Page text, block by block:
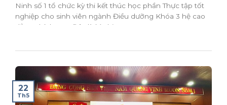
Ninh số 1 tổ chức kỳ thi kết thúc học phần Thực tập tốt
nghiệp cho sinh viên ngành Điều dưỡng Khóa 3 hệ cao
đẳng chính quy. Đây là kỳ thi...
22
Th5